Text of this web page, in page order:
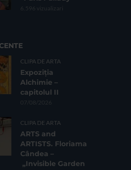
6.596 vizualizari
CLIPA DE ARTA
Expoziția
Alchimie –
capitolul II
07/08/2026
CLIPA DE ARTA
ARTS and
ARTISTS. Floriama
Cândea –
„Invisible Garden